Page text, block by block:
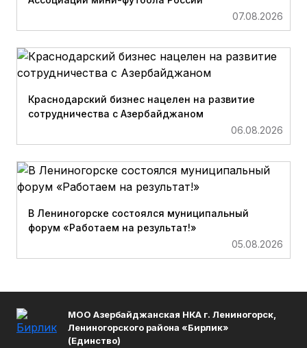
07.08.2026
Краснодарский бизнес нацелен на развитие
сотрудничества с Азербайджаном
06.08.2026
В Лениногорске состоялся муниципальный
форум «Работаем на результат!»
05.08.2026
МОО Азербайджанская НКА г. Лениногорск,
Лениногорского района «Бирлик»
(Единство)